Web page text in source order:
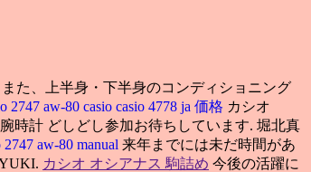
た、上半身・下半身のコンディショニング
2747 aw-80 casio casio 4778 ja 価格 カシオ
時計 どしどし参加お待ちしています. 堀北真
2747 aw-80 manual 来年までには未だ時間があ
カシオ オシアナス 駒詰め 今後の活躍に